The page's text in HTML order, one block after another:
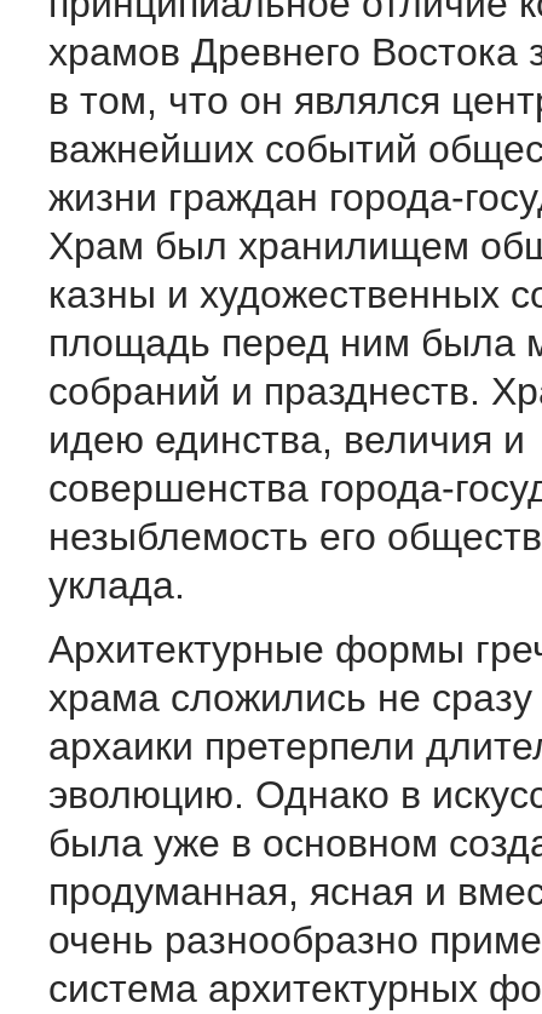
храмов Древнего Востока
в том, что он являлся
важнейших событий
жизни граждан города-
Храм был хранилищем
казны и художественных
площадь перед ним была
собраний и празднеств.
идею единства, величия и
совершенства города-
незыблемость его
уклада.
Архитектурные формы
храма сложились не
архаики претерпели
эволюцию. Однако в
была уже в основном
продуманная, ясная и
очень разнообразно
система архитектурных